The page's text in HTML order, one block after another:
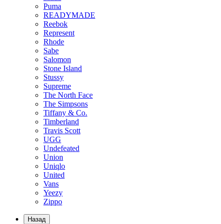
Puma
READYMADE
Reebok
Represent
Rhode
Sabe
Salomon
Stone Island
Stussy
Supreme
The North Face
The Simpsons
Tiffany & Co.
Timberland
Travis Scott
UGG
Undefeated
Union
Uniqlo
United
Vans
Yeezy
Zippo
Назад